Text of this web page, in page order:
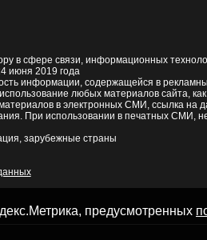
в сфере связи, информационных
июня 2019 года
информации, содержащейся в
любых материалов сайта,
в электронных СМИ, ссылка на
При использовании в печатных СМИ,
зарубежные страны
предусмотренных